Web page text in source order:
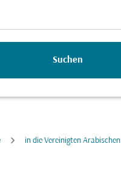
date-aria-label
Suchen
in die Vereinigten